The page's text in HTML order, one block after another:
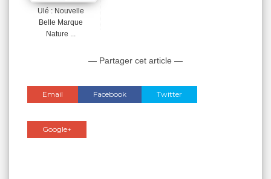
Ulé : Nouvelle
Belle Marque
Nature ...
— Partager cet article —
Email Facebook Twitter
Google+